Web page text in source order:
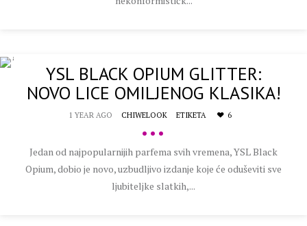
YSL BLACK OPIUM GLITTER:
NOVO LICE OMILJENOG KLASIKA!
1 YEAR AGO CHIWELOOK ETIKETA 6
•••
Jedan od najpopularnijih parfema svih vremena, YSL Black
Opium, dobio je novo, uzbudljivo izdanje koje će oduševiti sve
ljubiteljke slatkih,...